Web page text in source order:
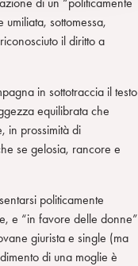
sottomessa,
il diritto a
in sottotraccia il testo
equilibrata che
in prossimità di
se gelosia, rancore e
politicamente
e “in favore delle donne”
giurista e single (ma
di una moglie è